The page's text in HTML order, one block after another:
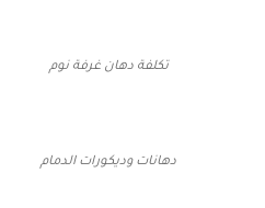
تكلفة دهان غرفة نوم
دهانات وديكورات الدمام